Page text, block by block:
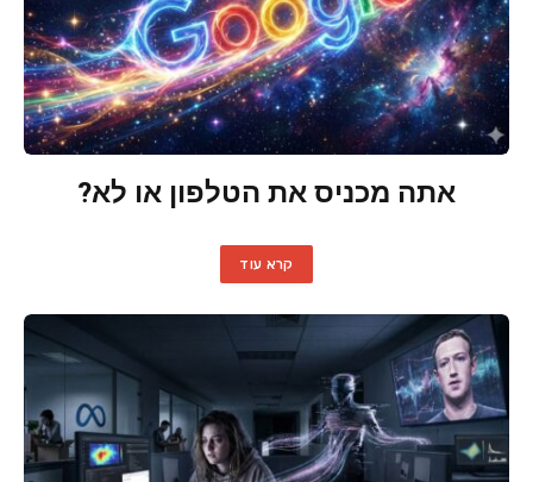
אתה מכניס את הטלפון או לא?
קרא עוד